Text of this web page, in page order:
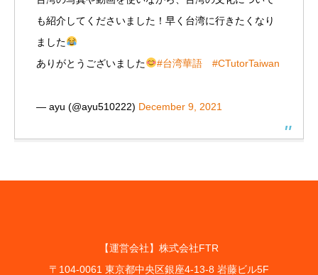
も紹介してくださいました！早く台湾に行きたくなり
ました
ありがとうございました
#台湾華語 #CTutorTaiwan
— ayu (@ayu510222) December 9, 2021
【運営会社】株式会社FTR
〒104-0061 東京都中央区銀座4-13-8 岩藤ビル5F